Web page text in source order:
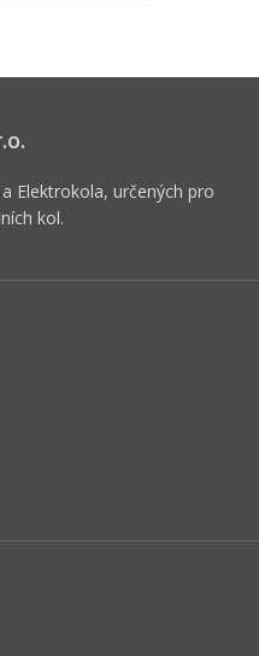
Elektrokola, určených pro
kol.